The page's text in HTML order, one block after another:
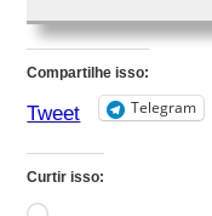
Compartilhe isso:
Tweet Telegram
Curtir isso: